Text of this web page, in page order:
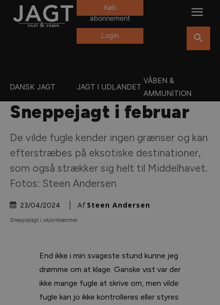
Køb
abonnement
Login
DANSK JAGT JAGT I UDLANDET
VÅBEN &
AMMUNITION
Sneppejagt i februar
De vilde fugle kender ingen grænser og kan
efterstræbes på eksotiske destinationer,
som også strækker sig helt til Middelhavet.
Fotos: Steen Andersen
23/04/2024 Af Steen Andersen
Sneppejagt i skjorteærmer.
End ikke i min svageste stund kunne jeg
drømme om at klage. Ganske vist var der
ikke mange fugle at skrive om, men vilde
fugle kan jo ikke kontrolleres eller styres